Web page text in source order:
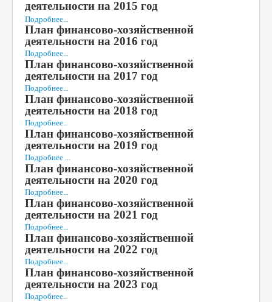
Великая ПОБЕДА
Опалённые войной
Программа воспитания
ГТО
Фильм, фильм, фильм...
Безопасность
Театр
деятельности на 2015 год
Подробнее...
План финансово-хозяйственной
деятельности на 2016 год
Подробнее...
План финансово-хозяйственной
деятельности на 2017 год
Подробнее...
План финансово-хозяйственной
деятельности на 2018 год
Подробнее..
План финансово-хозяйственной
деятельности на 2019 год
Подробнее ...
План финансово-хозяйственной
деятельности на 2020 год
Подробнее...
План финансово-хозяйственной
деятельности на 2021 год
Подробнее...
План финансово-хозяйственной
деятельности на 2022 год
Подробнее...
План финансово-хозяйственной
деятельности на 2023 год
Подробнее..